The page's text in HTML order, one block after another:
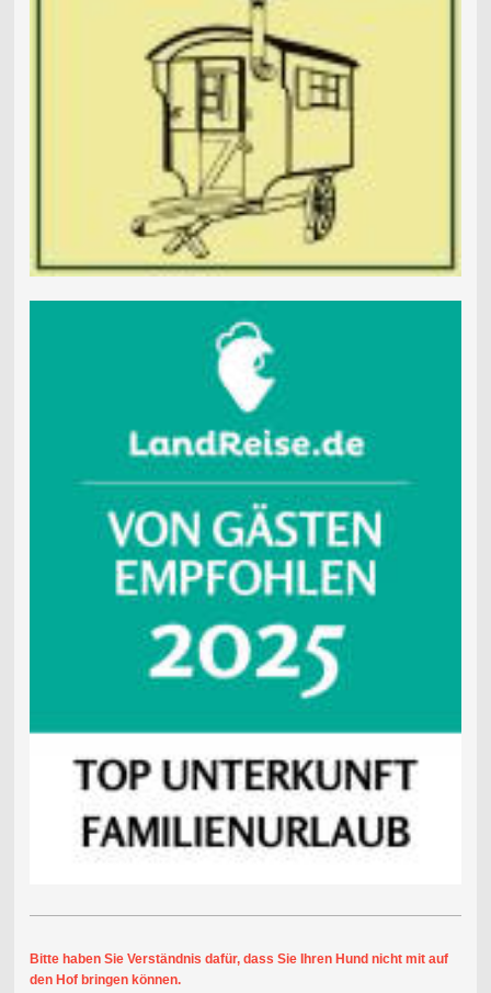
Bitte haben Sie Verständnis dafür, dass Sie Ihren Hund nicht mit auf
den Hof bringen können.